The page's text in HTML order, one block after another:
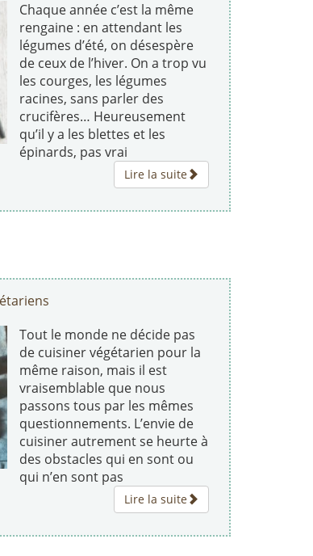
Chaque année c’est la même
rengaine : en attendant les
légumes d’été, on désespère
de ceux de l’hiver. On a trop vu
les courges, les légumes
racines, sans parler des
crucifères… Heureusement
qu’il y a les blettes et les
épinards, pas vrai
Lire la suite
Tout le monde ne décide pas
de cuisiner végétarien pour la
même raison, mais il est
vraisemblable que nous
passons tous par les mêmes
questionnements. L’envie de
cuisiner autrement se heurte à
des obstacles qui en sont ou
qui n’en sont pas
Lire la suite